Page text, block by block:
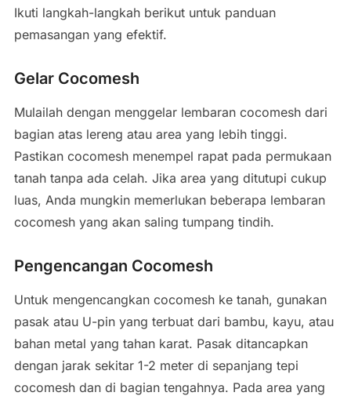
Ikuti langkah-langkah berikut untuk panduan
pemasangan yang efektif.
Gelar Cocomesh
Mulailah dengan menggelar lembaran cocomesh dari
bagian atas lereng atau area yang lebih tinggi.
Pastikan cocomesh menempel rapat pada permukaan
tanah tanpa ada celah. Jika area yang ditutupi cukup
luas, Anda mungkin memerlukan beberapa lembaran
cocomesh yang akan saling tumpang tindih.
Pengencangan Cocomesh
Untuk mengencangkan cocomesh ke tanah, gunakan
pasak atau U-pin yang terbuat dari bambu, kayu, atau
bahan metal yang tahan karat. Pasak ditancapkan
dengan jarak sekitar 1-2 meter di sepanjang tepi
cocomesh dan di bagian tengahnya. Pada area yang